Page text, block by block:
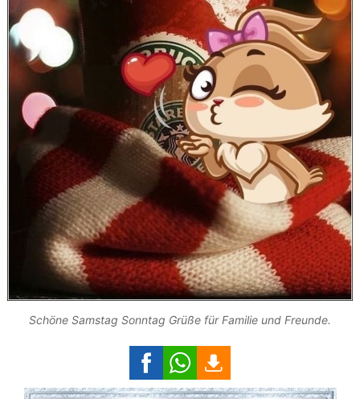
Schöne Samstag Sonntag Grüße für Familie und Freunde.